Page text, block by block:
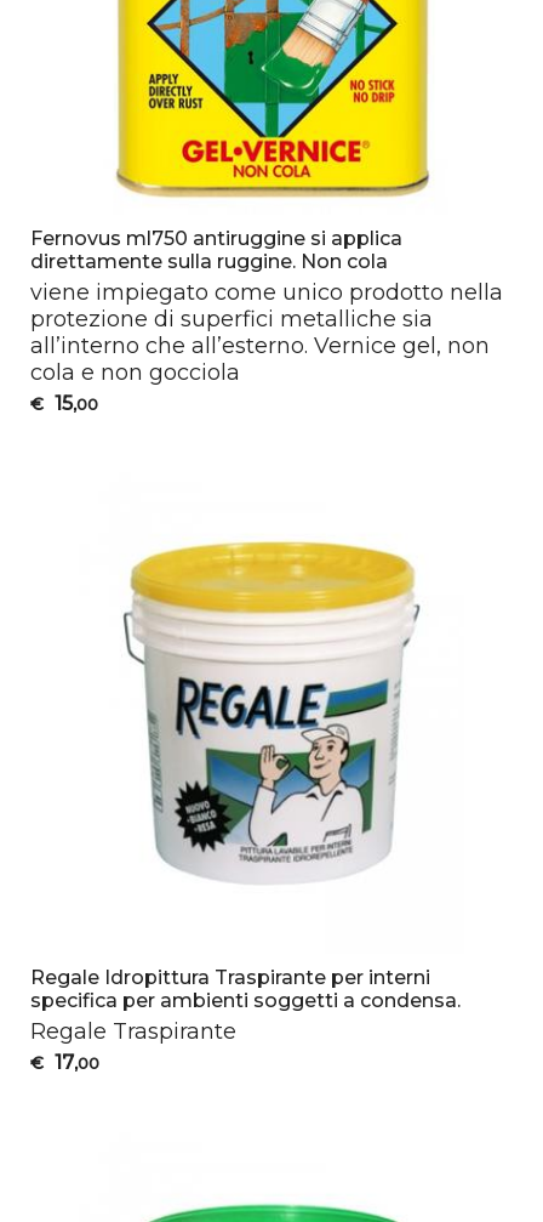
Fernovus ml750 antiruggine si applica
direttamente sulla ruggine. Non cola
viene impiegato come unico prodotto nella
protezione di superfici metalliche sia
all’interno che all’esterno. Vernice gel, non
cola e non gocciola
€ 15,00
Regale Idropittura Traspirante per interni
specifica per ambienti soggetti a condensa.
Regale Traspirante
€ 17,00